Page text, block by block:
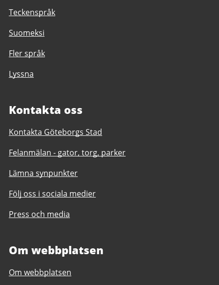
Teckenspråk
Suomeksi
Fler språk
Lyssna
Kontakta oss
Kontakta Göteborgs Stad
Felanmälan - gator, torg, parker
Lämna synpunkter
Följ oss i sociala medier
Press och media
Om webbplatsen
Om webbplatsen